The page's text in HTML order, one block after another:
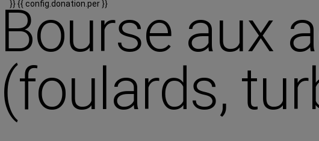
}}{{ config.donation.per }}
Bourse aux
(foulards,